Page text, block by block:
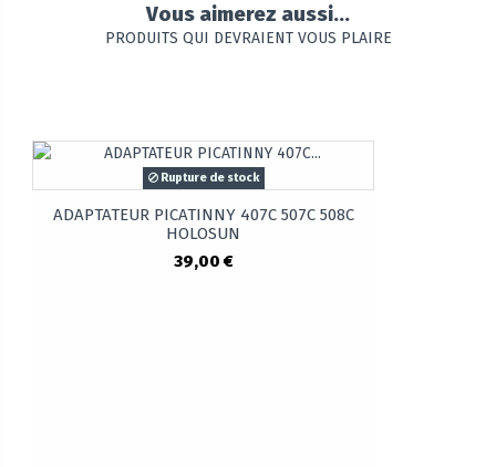
Vous aimerez aussi...
PRODUITS QUI DEVRAIENT VOUS PLAIRE
Rupture de stock
ADAPTATEUR PICATINNY 407C 507C 508C
HOLOSUN
39,00 €